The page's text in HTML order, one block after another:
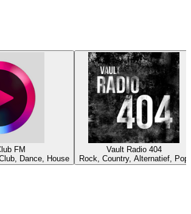
FM
Dance, House
Vault Radio 404
Rock, Country, Alternatief, Pop